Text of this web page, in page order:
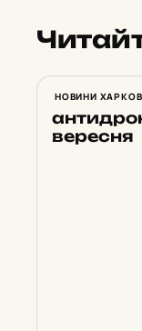
НОВИНИ
вересня